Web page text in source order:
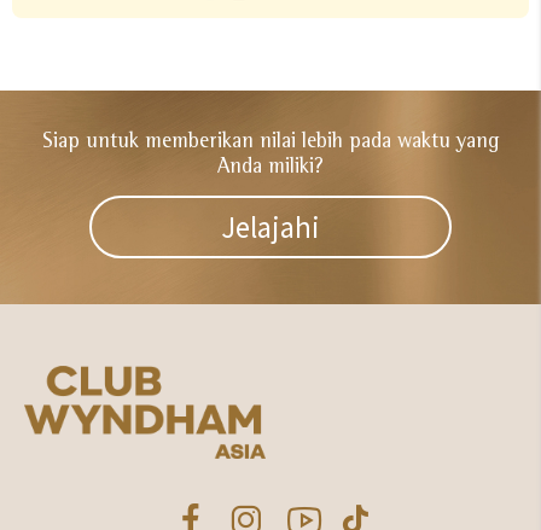
Siap untuk memberikan nilai lebih pada waktu yang
Anda miliki?​
Jelajahi